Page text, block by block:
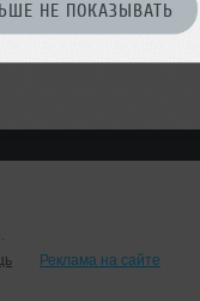
НЕ ПОКАЗЫВАТЬ
Реклама на сайте